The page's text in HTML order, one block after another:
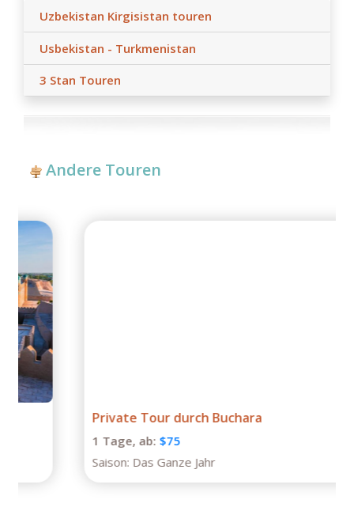
Uzbekistan Kirgisistan touren
Usbekistan - Turkmenistan
3 Stan Touren
Andere Touren
Private Tour durch Buchara
ab: $75
Das Ganze Jahr